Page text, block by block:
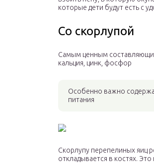
которые дети будут есть с
Со скорлупой
Самым ценным
кальция, цинк, фосфор
Особенно важно
питания
Скорлупу перепелиных яиц
откладывается в костях.